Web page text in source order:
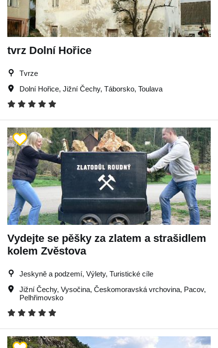
tvrz Dolní Hořice
Tvrze
Dolní Hořice, Jižní Čechy, Táborsko, Toulava
Vydejte se pěšky za zlatem a strašidlem
kolem Zvěstova
Jeskyně a podzemí, Výlety, Turistické cíle
Jižní Čechy, Vysočina, Českomoravská vrchovina, Pacov,
Pelhřimovsko